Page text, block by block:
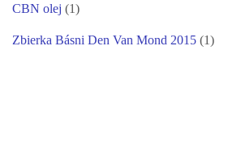
CBN olej (1)
Zbierka Básni Den Van Mond 2015 (1)